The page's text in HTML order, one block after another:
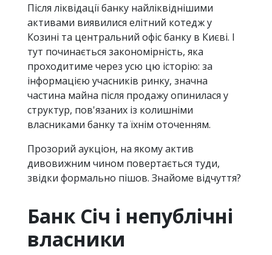
Після ліквідації банку найліквіднішими
активами виявилися елітний котедж у
Козині та центральний офіс банку в Києві. І
тут починається закономірність, яка
проходитиме через усю цю історію: за
інформацією учасників ринку, значна
частина майна після продажу опинилася у
структур, пов'язаних із колишніми
власниками банку та їхнім оточенням.
Прозорий аукціон, на якому актив
дивовижним чином повертається туди,
звідки формально пішов. Знайоме відчуття?
Банк Січ і непублічні
власники